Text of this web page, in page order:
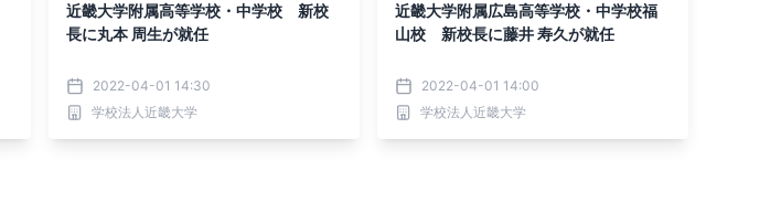
近畿大学附属高等学校・中学校 新校
長に丸本 周生が就任
2022-04-01 14:30
学校法人近畿大学
近畿大学附属広島高等学校・中学校福
山校 新校長に藤井 寿久が就任
2022-04-01 14:00
学校法人近畿大学